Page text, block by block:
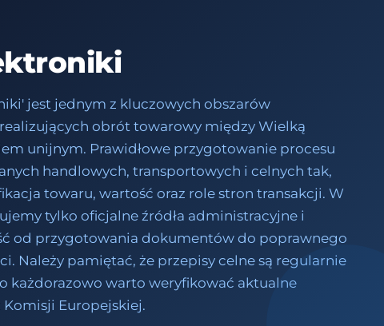
jest jednym z kluczowych obszarów
obrót towarowy między Wielką
unijnym. Prawidłowe przygotowanie procesu
handlowych, transportowych i celnych tak,
towaru, wartość oraz role stron transakcji. W
tylko oficjalne źródła administracyjne i
od przygotowania dokumentów do poprawnego
Należy pamiętać, że przepisy celne są regularnie
każdorazowo warto weryfikować aktualne
Komisji Europejskiej.